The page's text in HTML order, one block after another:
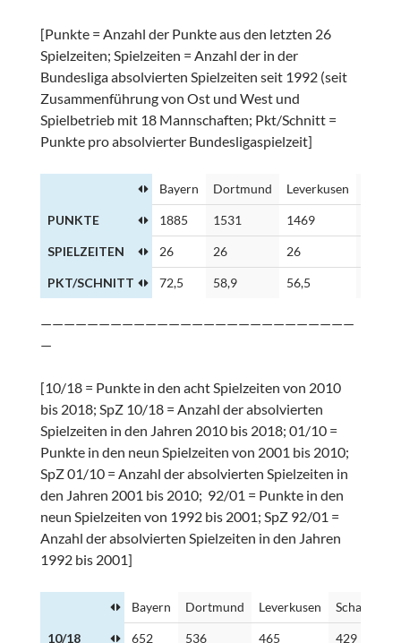
[Punkte = Anzahl der Punkte aus den letzten 26
Spielzeiten; Spielzeiten = Anzahl der in der
Bundesliga absolvierten Spielzeiten seit 1992 (seit
Zusammenführung von Ost und West und
Spielbetrieb mit 18 Mannschaften; Pkt/Schnitt =
Punkte pro absolvierter Bundesligaspielzeit]
PUNKTE
SPIELZEITEN
PKT/SCHNITT
Bayern
1885
26
72,5
Dortmund
1531
26
58,9
Leverkusen
1469
26
56,5
———————————————————————————
—
[10/18 = Punkte in den acht Spielzeiten von 2010
bis 2018; SpZ 10/18 = Anzahl der absolvierten
Spielzeiten in den Jahren 2010 bis 2018; 01/10 =
Punkte in den neun Spielzeiten von 2001 bis 2010;
SpZ 01/10 = Anzahl der absolvierten Spielzeiten in
den Jahren 2001 bis 2010; 92/01 = Punkte in den
neun Spielzeiten von 1992 bis 2001; SpZ 92/01 =
Anzahl der absolvierten Spielzeiten in den Jahren
1992 bis 2001]
10/18
Bayern
652
Dortmund
536
Leverkusen
465
Schalke
429